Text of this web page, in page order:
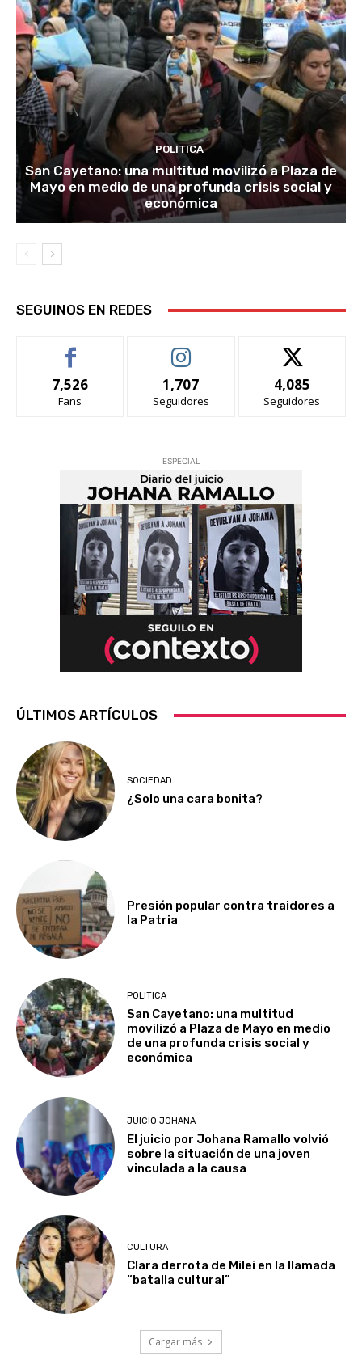
POLITICA
San Cayetano: una multitud movilizó a Plaza de
Mayo en medio de una profunda crisis social y
económica
SEGUINOS EN REDES
7,526
Fans
1,707
Seguidores
4,085
Seguidores
ESPECIAL
ÚLTIMOS ARTÍCULOS
SOCIEDAD
¿Solo una cara bonita?
Presión popular contra traidores a
la Patria
POLITICA
San Cayetano: una multitud
movilizó a Plaza de Mayo en medio
de una profunda crisis social y
económica
JUICIO JOHANA
El juicio por Johana Ramallo volvió
sobre la situación de una joven
vinculada a la causa
CULTURA
Clara derrota de Milei en la llamada
“batalla cultural”
Cargar más